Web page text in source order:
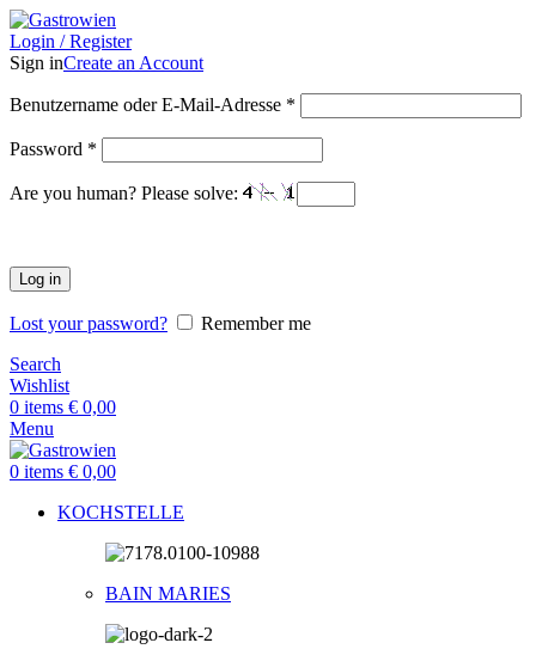
Login / Register
Sign inCreate an Account
Benutzername oder E-Mail-Adresse *
Password *
Are you human? Please solve:
Log in
Lost your password?
Remember me
Search
Wishlist
0 items € 0,00
Menu
0 items € 0,00
KOCHSTELLE
BAIN MARIES